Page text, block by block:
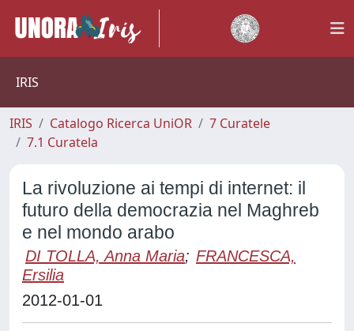
IRIS
IRIS Catalogo Ricerca UniOR
7 Curatele
7.1 Curatela
La rivoluzione ai tempi di internet: il
futuro della democrazia nel Maghreb
e nel mondo arabo
DI TOLLA, Anna Maria; FRANCESCA,
Ersilia
2012-01-01